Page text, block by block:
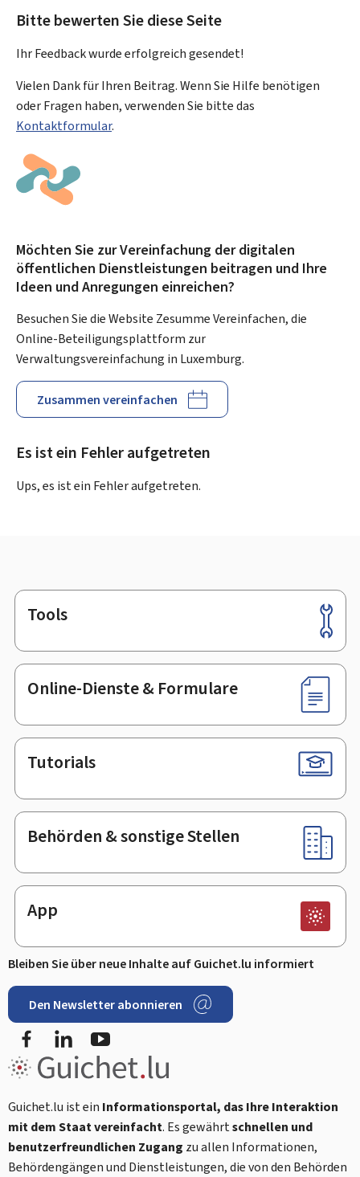
Bitte bewerten Sie diese Seite
Ihr Feedback wurdeerfolgreichgesendet!
Vielen Dank für Ihren Beitrag. Wenn Sie Hilfe benötigen
oder Fragen haben, verwenden Sie bitte das
Kontaktformular.
Möchten Sie zur Vereinfachung der digitalen
öffentlichen Dienstleistungen beitragen und Ihre
Ideen und Anregungen einreichen?
Besuchen Sie die Website Zesumme Vereinfachen, die
Online-Beteiligungsplattform zur
Verwaltungsvereinfachung in Luxemburg.
Zusammen vereinfachen
Es ist ein Fehler aufgetreten
Ups, es ist ein Fehler aufgetreten.
Footer
Tools
Online-Dienste & Formulare
Tutorials
Behörden & sonstige Stellen
App
Bleiben Sie über neue Inhalte auf Guichet.lu informiert
Den Newsletter abonnieren
FacebookLinkedIn
Guichet.lu ist ein Informationsportal, das Ihre Interaktion
mit dem Staat vereinfacht. Es gewährtschnellen und
benutzerfreundlichen Zugang zu allen Informationen,
Behördengängen und Dienstleistungen, die von den Behörden